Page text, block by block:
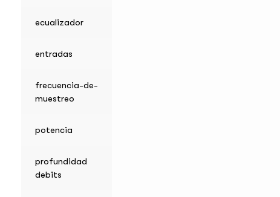
ecualizador
entradas
frecuencia-de-
muestreo
potencia
profundidad
debits